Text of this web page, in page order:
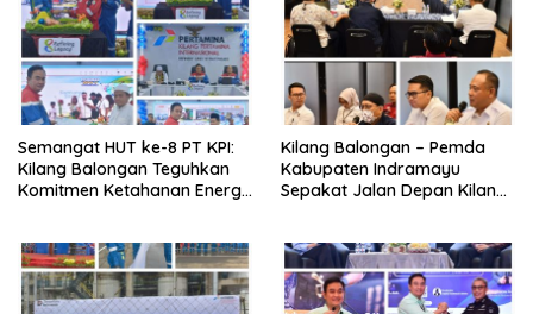
Semangat HUT ke-8 PT KPI:
Kilang Balongan Teguhkan
Komitmen Ketahanan Energi
Yayasan Pendidikan
Kilang Balongan – Pemda
Kabupaten Indramayu
Sepakat Jalan Depan Kilang
Sukaurip-Sukareja